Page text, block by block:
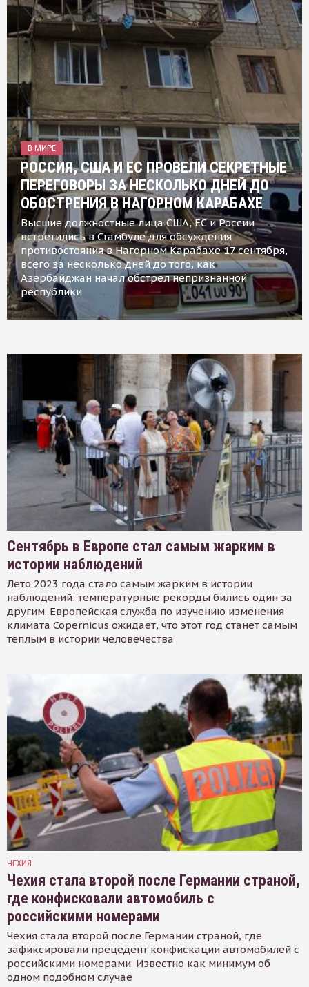
В МИРЕ
РОССИЯ, США И ЕС ПРОВЕЛИ СЕКРЕТНЫЕ
ПЕРЕГОВОРЫ ЗА НЕСКОЛЬКО ДНЕЙ ДО
ОБОСТРЕНИЯ В НАГОРНОМ КАРАБАХЕ
Высшие должностные лица США, ЕС и России
встретились в Стамбуле для обсуждения
противостояния в Нагорном Карабахе 17 сентября,
всего за несколько дней до того, как
Азербайджан начал обстрел непризнанной
республики
Сентябрь в Европе стал самым жарким в
истории наблюдений
Лето 2023 года стало самым жарким в истории
наблюдений: температурные рекорды бились один за
другим. Европейская служба по изучению изменения
климата Copernicus ожидает, что этот год станет самым
тёплым в истории человечества
ЧЕХИЯ
Чехия стала второй после Германии страной,
где конфисковали автомобиль с
российскими номерами
Чехия стала второй после Германии страной, где
зафиксировали прецедент конфискации автомобилей с
российскими номерами. Известно как минимум об
одном подобном случае